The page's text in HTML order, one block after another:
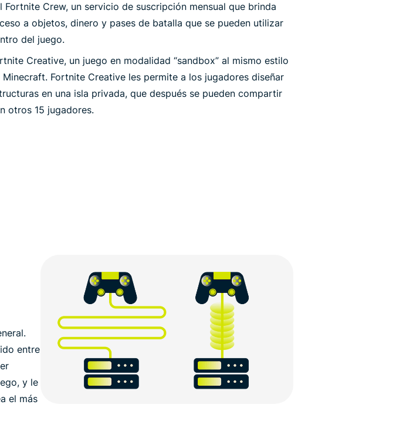
Fortnite Crew, un servicio de suscripción mensual que brinda
a objetos, dinero y pases de batalla que se pueden utilizar
del juego.
Creative, un juego en modalidad “sandbox” al mismo estilo
Minecraft. Fortnite Creative les permite a los jugadores diseñar
en una isla privada, que después se pueden compartir
otros 15 jugadores.
entre
y le
el más